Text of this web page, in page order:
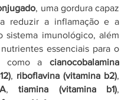
, uma gordura capaz
reduzir a inflamação e a
sistema imunológico, além
essenciais para o
como a cianocobalamina
, riboflavina (vitamina b2),
, tiamina (vitamina b1),